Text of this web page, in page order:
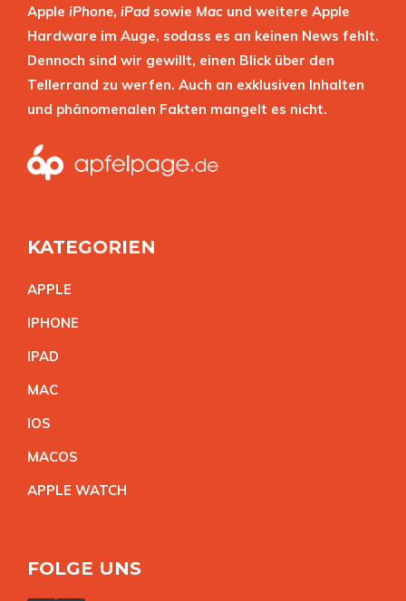
Apple iPhone, iPad sowie Mac und weitere Apple
Hardware im Auge, sodass es an keinen News fehlt.
Dennoch sind wir gewillt, einen Blick über den
Tellerrand zu werfen. Auch an exklusiven Inhalten
und phänomenalen Fakten mangelt es nicht.
KATEGORIEN
APPLE
IPHONE
IPAD
MAC
IOS
MACOS
APPLE WATCH
FOLGE UNS